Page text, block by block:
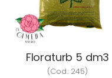
Floraturb 5 dm3
(Cod.: 245)